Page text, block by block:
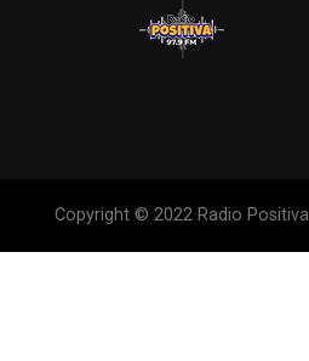
Copyright © 2022 Radio Positiva